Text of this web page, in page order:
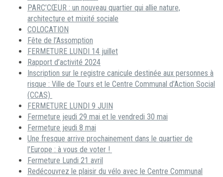
PARC’CŒUR : un nouveau quartier qui allie nature,
architecture et mixité sociale
COLOCATION
Fête de l’Assomption
FERMETURE LUNDI 14 juillet
Rapport d’activité 2024
Inscription sur le registre canicule destinée aux personnes à
risque : Ville de Tours et le Centre Communal d’Action Social
(CCAS)
FERMETURE LUNDI 9 JUIN
Fermeture jeudi 29 mai et le vendredi 30 mai
Fermeture jeudi 8 mai
Une fresque arrive prochainement dans le quartier de
l’Europe : à vous de voter !
Fermeture Lundi 21 avril
Redécouvrez le plaisir du vélo avec le Centre Communal